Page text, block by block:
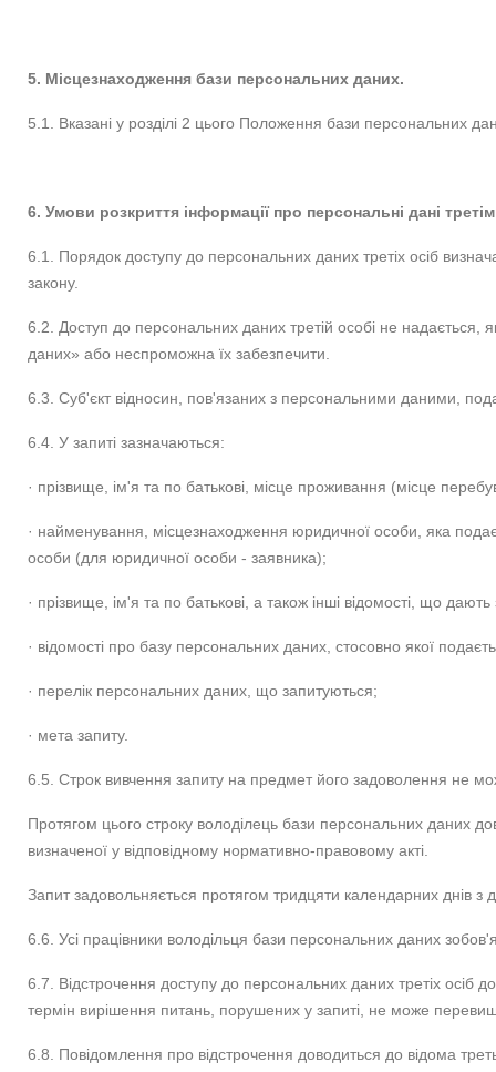
5. Місцезнаходження бази персональних даних.
5.1. Вказані у розділі 2 цього Положення бази персональних
6. Умови розкриття інформації про персональні дані
6.1. Порядок доступу до персональних даних третіх осіб
закону.
6.2. Доступ до персональних даних третій особі не
даних» або неспроможна їх забезпечити.
6.3. Суб'єкт відносин, пов'язаних з персональними даними,
6.4. У запиті зазначаються:
· прізвище, ім'я та по батькові, місце проживання (місце
· найменування, місцезнаходження юридичної особи, яка
особи (для юридичної особи - заявника);
· прізвище, ім'я та по батькові, а також інші відомості, що
· відомості про базу персональних даних, стосовно якої
· перелік персональних даних, що запитуються;
· мета запиту.
6.5. Строк вивчення запиту на предмет його задоволення не
Протягом цього строку володілець бази персональних даних
визначеної у відповідному нормативно-правовому акті.
Запит задовольняється протягом тридцяти календарних днів
6.6. Усі працівники володільця бази персональних даних
6.7. Відстрочення доступу до персональних даних третіх осіб
термін вирішення питань, порушених у запиті, не може
6.8. Повідомлення про відстрочення доводиться до відома